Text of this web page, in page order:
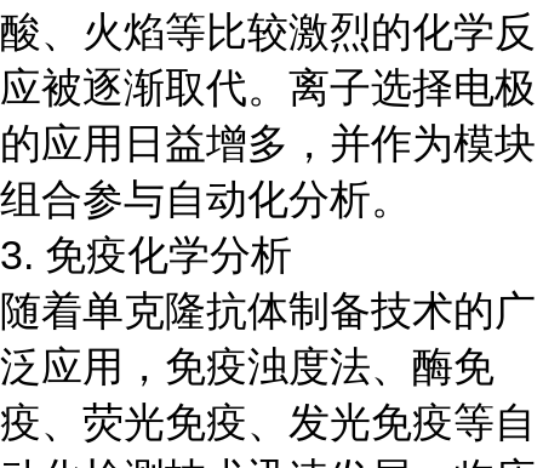
酸、火焰等比较激烈的化学反
应被逐渐取代。离子选择电极
的应用日益增多，并作为模块
组合参与自动化分析。
3. 免疫化学分析
随着单克隆抗体制备技术的广
泛应用，免疫浊度法、酶免
疫、荧光免疫、发光免疫等自